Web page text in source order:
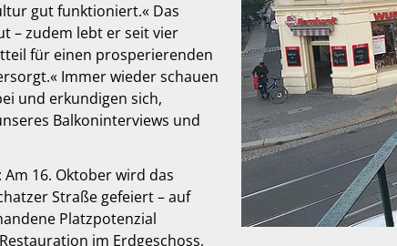
gut funktioniert.« Das
– zudem lebt er seit vier
für einen prosperierenden
Immer wieder schauen
und erkundigen sich,
Balkoninterviews und
16. Oktober wird das
Straße gefeiert – auf
Platzpotenzial
im Erdgeschoss,